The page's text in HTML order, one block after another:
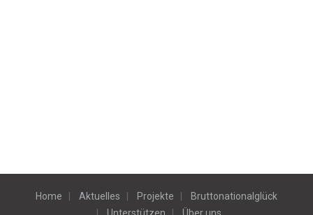
Home Aktuelles Projekte
Bruttonationalglück